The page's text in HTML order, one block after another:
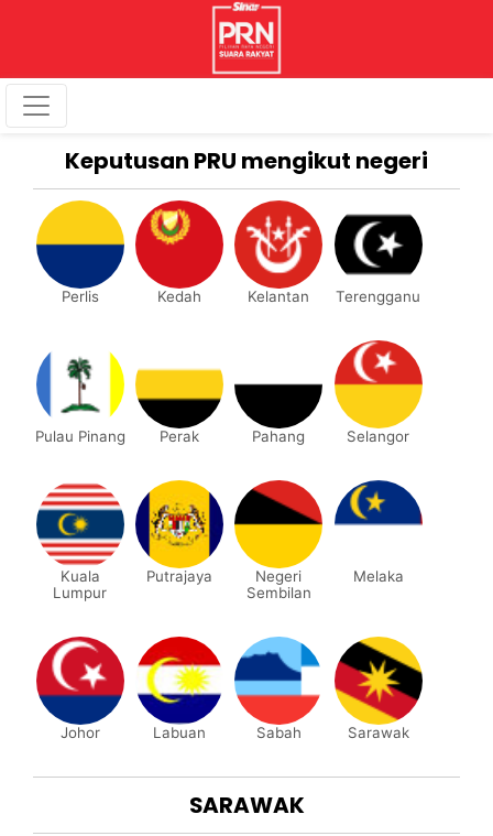
Keputusan PRU mengikut negeri
Perlis Kedah Kelantan Terengganu
Pulau Pinang Perak Pahang Selangor
Kuala
Lumpur
Putrajaya
Negeri
Sembilan
Melaka
Johor Labuan Sabah Sarawak
SARAWAK